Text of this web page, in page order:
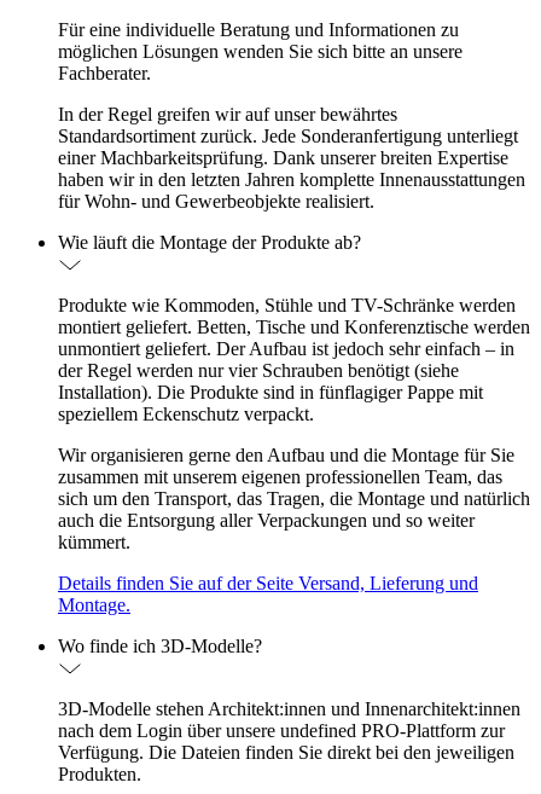
Für eine individuelle Beratung und Informationen zu
möglichen Lösungen wenden Sie sich bitte an unsere
Fachberater.
In der Regel greifen wir auf unser bewährtes
Standardsortiment zurück. Jede Sonderanfertigung unterliegt
einer Machbarkeitsprüfung. Dank unserer breiten Expertise
haben wir in den letzten Jahren komplette Innenausstattungen
für Wohn- und Gewerbeobjekte realisiert.
Wie läuft die Montage der Produkte ab?
Produkte wie Kommoden, Stühle und TV-Schränke werden
montiert geliefert. Betten, Tische und Konferenztische werden
unmontiert geliefert. Der Aufbau ist jedoch sehr einfach – in
der Regel werden nur vier Schrauben benötigt (siehe
Installation). Die Produkte sind in fünflagiger Pappe mit
speziellem Eckenschutz verpackt.
Wir organisieren gerne den Aufbau und die Montage für Sie
zusammen mit unserem eigenen professionellen Team, das
sich um den Transport, das Tragen, die Montage und natürlich
auch die Entsorgung aller Verpackungen und so weiter
kümmert.
Details finden Sie auf der Seite Versand, Lieferung und
Montage.
Wo finde ich 3D-Modelle?
3D-Modelle stehen Architekt:innen und Innenarchitekt:innen
nach dem Login über unsere undefined PRO-Plattform zur
Verfügung. Die Dateien finden Sie direkt bei den jeweiligen
Produkten.